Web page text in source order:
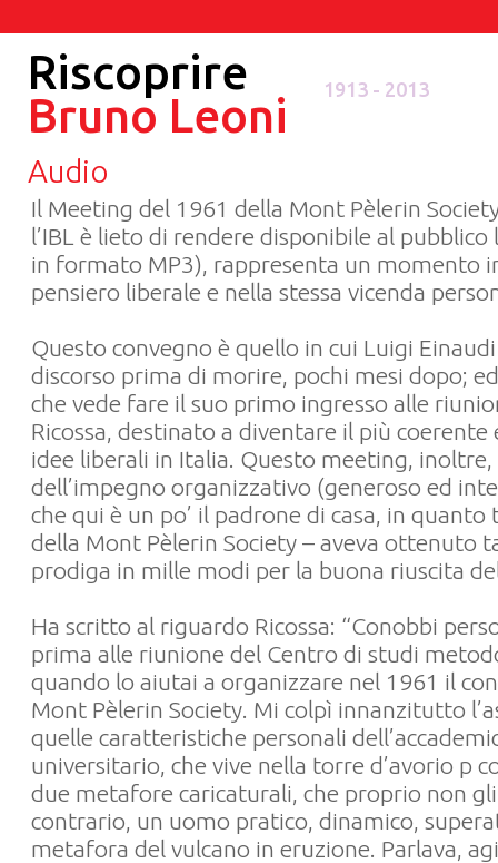
Riscoprire
Bruno Leoni
1913 - 2013
Audio
Il Meeting del 1961 della Mont Pèlerin
l’IBL è lieto di rendere disponibile al
in formato MP3), rappresenta un momento
pensiero liberale e nella stessa vicenda
Questo convegno è quello in cui Luigi
discorso prima di morire, pochi mesi dopo;
che vede fare il suo primo ingresso alle
Ricossa, destinato a diventare il più
idee liberali in Italia. Questo meeting,
dell’impegno organizzativo (generoso ed
che qui è un po’ il padrone di casa, in
della Mont Pèlerin Society – aveva ottenuto
prodiga in mille modi per la buona riuscita
Ha scritto al riguardo Ricossa: “Conobbi
prima alle riunione del Centro di studi
quando lo aiutai a organizzare nel 1961 il
Mont Pèlerin Society. Mi colpì innanzitutto
quelle caratteristiche personali
universitario, che vive nella torre d’avorio p
due metafore caricaturali, che proprio non gli
contrario, un uomo pratico, dinamico,
metafora del vulcano in eruzione. Parlava,